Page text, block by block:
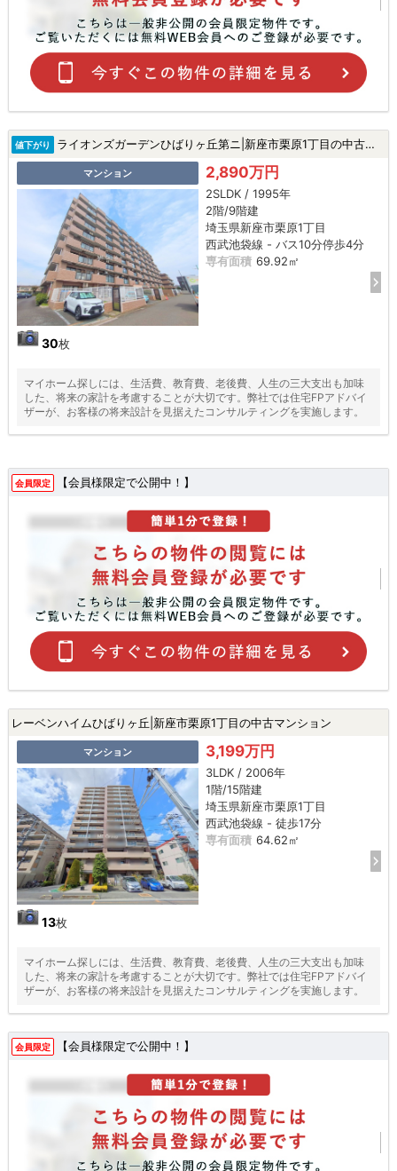
値下がり ライオンズガーデンひばりヶ丘第ニ|新座市栗原1丁目の中古マンション
マンション
30枚
2,890万円
2SLDK / 1995年
2階/9階建
埼玉県新座市栗原1丁目
西武池袋線 - バス10分停歩4分
専有面積 69.92㎡
マイホーム探しには、生活費、教育費、老後費、人生の三大支出も加味
した、将来の家計を考慮することが大切です。弊社では住宅FPアドバイ
ザーが、お客様の将来設計を見据えたコンサルティングを実施します。
会員限定 【会員様限定で公開中！】
レーベンハイムひばりヶ丘|新座市栗原1丁目の中古マンション
マンション
13枚
3,199万円
3LDK / 2006年
1階/15階建
埼玉県新座市栗原1丁目
西武池袋線 - 徒歩17分
専有面積 64.62㎡
マイホーム探しには、生活費、教育費、老後費、人生の三大支出も加味
した、将来の家計を考慮することが大切です。弊社では住宅FPアドバイ
ザーが、お客様の将来設計を見据えたコンサルティングを実施します。
会員限定 【会員様限定で公開中！】